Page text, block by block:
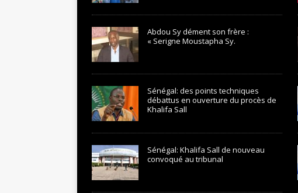
Abdou Sy dément son frère :
« Serigne Moustapha Sy.
Sénégal: des points techniques
débattus en ouverture du procès de
Khalifa Sall
Sénégal: Khalifa Sall de nouveau
convoqué au tribunal